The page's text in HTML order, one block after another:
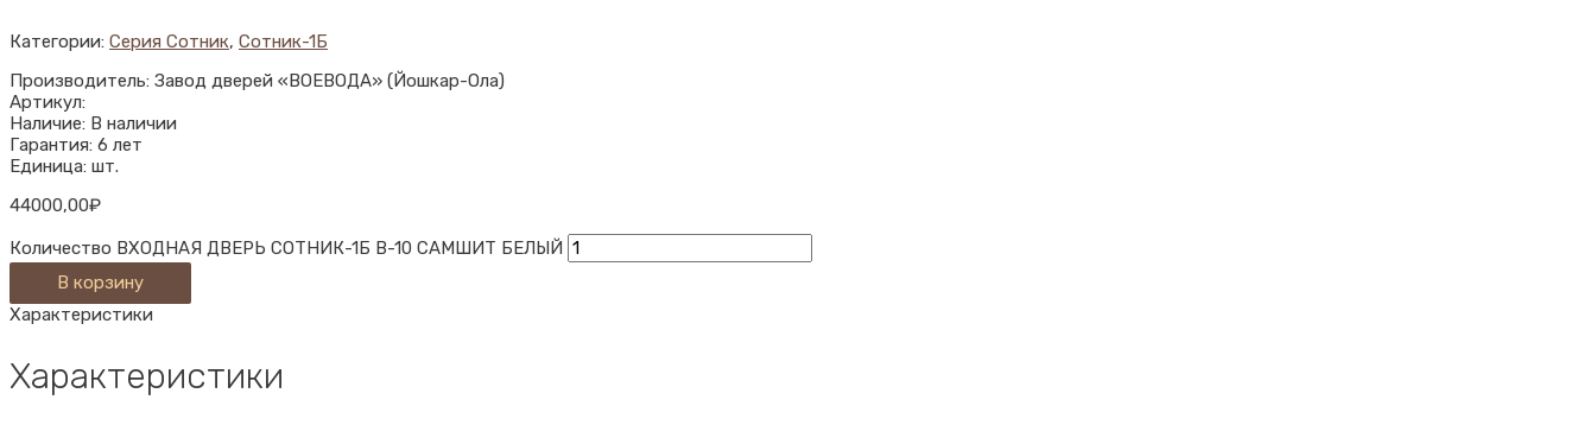
Категории: Серия Сотник, Сотник-1Б
Производитель: Завод дверей «ВОЕВОДА» (Йошкар-Ола)
Артикул:
Наличие: В наличии
Гарантия: 6 лет
Единица: шт.
44000,00₽
Количество ВХОДНАЯ ДВЕРЬ СОТНИК-1Б В-10 САМШИТ БЕЛЫЙ
В корзину
Характеристики
Характеристики